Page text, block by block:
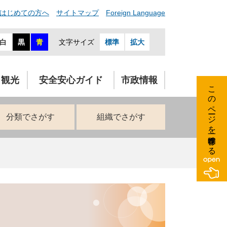
はじめての方へ サイトマップ Foreign Language
白 黒 青 文字サイズ 標準 拡大
光 安全安心ガイド 市政情報
分類でさがす 組織でさがす このページを一時保存する